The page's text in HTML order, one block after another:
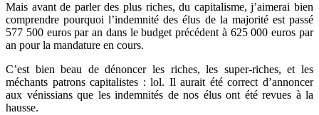
Mais avant de parler des plus riches, du capitalisme, j’aimerai bien
comprendre pourquoi l’indemnité des élus de la majorité est passé
577 500 euros par an dans le budget précédent à 625 000 euros par
an pour la mandature en cours.
C’est bien beau de dénoncer les riches, les super-riches, et les
méchants patrons capitalistes : lol. Il aurait été correct d’annoncer
aux vénissians que les indemnités de nos élus ont été revues à la
hausse.